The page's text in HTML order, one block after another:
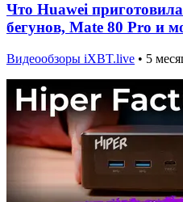
Что Huawei
бегунов, Mate 80 Pro и
Видеообзоры iXBT.live • 5